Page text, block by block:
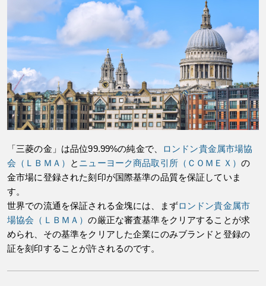
「三菱の金」は品位99.99%の純金で、
ロンドン貴金属市場協
会（ＬＢＭＡ）
と ニューヨーク商品取引所（ＣＯＭＥＸ） の
金市場に登録された刻印が国際基準の品質を保証していま
す。
世界での流通を保証される金塊には、まずロンドン貴金属市
場協会（ＬＢＭＡ）の厳正な審査基準をクリアすることが求
められ、その基準をクリアした企業にのみブランドと登録の
証を刻印することが許されるのです。